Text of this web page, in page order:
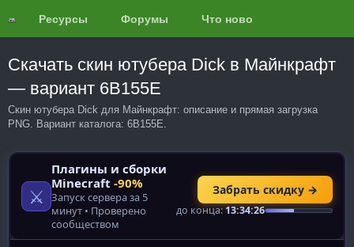
Ресурсы Форумы Что нового?
Скачать скин ютубера Dick в Майнкрафт
— вариант 6B155E
Скин ютубера Dick для Майнкрафт: описание и прямая загрузка
PNG. Вариант каталога: 6B155E.